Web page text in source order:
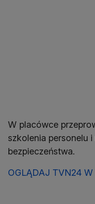
W placówce
szkolenia personelu
bezpieczeństwa.
OGLĄDAJ TVN24